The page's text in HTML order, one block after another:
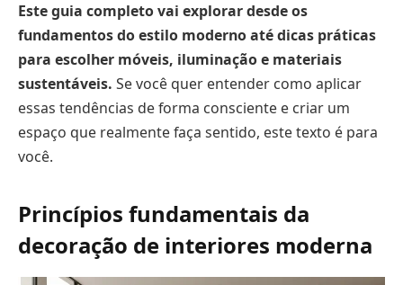
Este guia completo vai explorar desde os
fundamentos do estilo moderno até dicas práticas
para escolher móveis, iluminação e materiais
sustentáveis. Se você quer entender como aplicar
essas tendências de forma consciente e criar um
espaço que realmente faça sentido, este texto é para
você.
Princípios fundamentais da
decoração de interiores moderna